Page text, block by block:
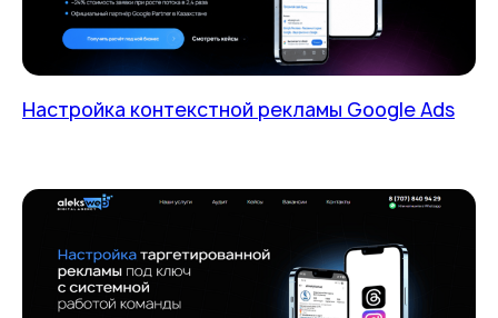
Настройка контекстной рекламы Google Ads